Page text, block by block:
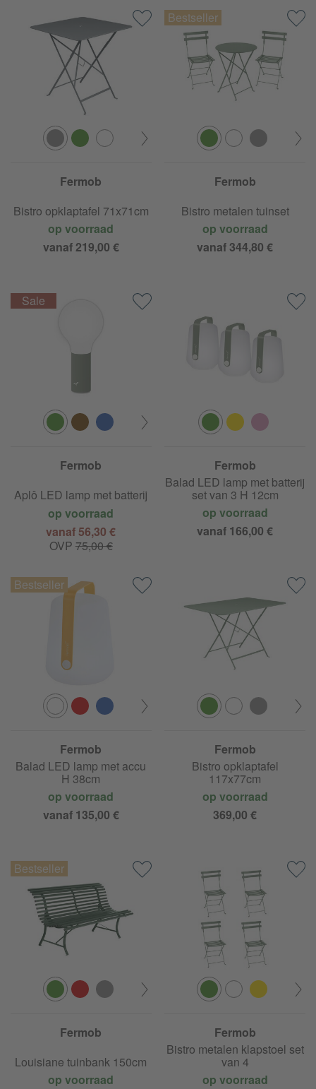
Fermob
Bistro opklaptafel 71x71cm
op voorraad
vanaf 219,00 €
Fermob
Bistro metalen tuinset
op voorraad
vanaf 344,80 €
Fermob
Aplô LED lamp met batterij
op voorraad
vanaf 56,30 €
OVP 75,00 €
Fermob
Balad LED lamp met batterij
set van 3 H 12cm
op voorraad
vanaf 166,00 €
Fermob
Balad LED lamp met accu
H 38cm
op voorraad
vanaf 135,00 €
Fermob
Bistro opklaptafel
117x77cm
op voorraad
369,00 €
Fermob
Louisiane tuinbank 150cm
op voorraad
Fermob
Bistro metalen klapstoel set
van 4
op voorraad